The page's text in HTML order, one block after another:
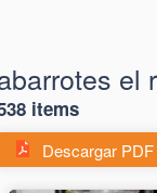
el
items
Descargar PDF